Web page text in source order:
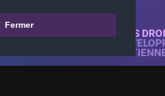
Fermer
© 2018-2026 KTARENA. TOUS
SITE WEB ENTIÈREMENT
TOUTES LES IMAGES